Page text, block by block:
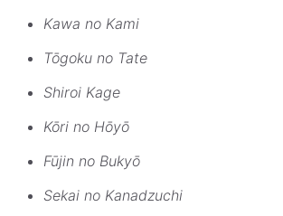
Kawa no Kami
Tōgoku no Tate
Shiroi Kage
Kōri no Hōyō
Fūjin no Bukyō
Sekai no Kanadzuchi